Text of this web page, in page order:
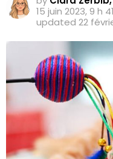
15 juin 2023, 9 h
updated 22